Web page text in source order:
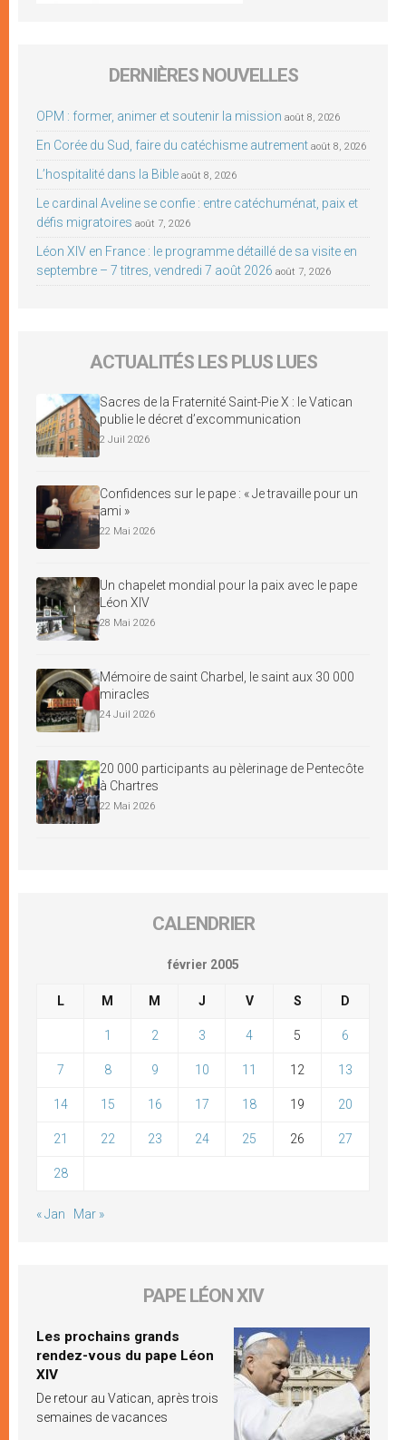
DERNIÈRES NOUVELLES
OPM : former, animer et soutenir la mission août 8, 2026
En Corée du Sud, faire du catéchisme autrement août 8, 2026
L’hospitalité dans la Bible août 8, 2026
Le cardinal Aveline se confie : entre catéchuménat, paix et
défis migratoires août 7, 2026
Léon XIV en France : le programme détaillé de sa visite en
septembre – 7 titres, vendredi 7 août 2026 août 7, 2026
ACTUALITÉS LES PLUS LUES
Sacres de la Fraternité Saint-Pie X : le Vatican
publie le décret d’excommunication
2 Juil 2026
Confidences sur le pape : « Je travaille pour un
ami »
22 Mai 2026
Un chapelet mondial pour la paix avec le pape
Léon XIV
28 Mai 2026
Mémoire de saint Charbel, le saint aux 30 000
miracles
24 Juil 2026
20 000 participants au pèlerinage de Pentecôte
à Chartres
22 Mai 2026
CALENDRIER
février 2005
L M M J V S D
1 2 3 4 5 6
7 8 9 10 11 12 13
14 15 16 17 18 19 20
21 22 23 24 25 26 27
28
« Jan Mar »
PAPE LÉON XIV
Les prochains grands
rendez-vous du pape Léon
XIV
De retour au Vatican, après trois
semaines de vacances